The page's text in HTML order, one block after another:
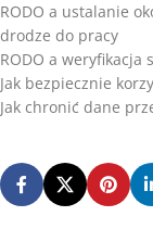
RODO a ustalanie
drodze do pracy
RODO a
Jak bezpiecznie
Jak chronić dane